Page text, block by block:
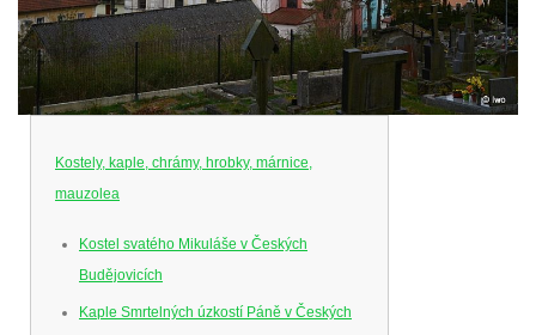
Kostely, kaple, chrámy, hrobky, márnice,
mauzolea
Kostel svatého Mikuláše v Českých
Budějovicích
Kaple Smrtelných úzkostí Páně v Českých